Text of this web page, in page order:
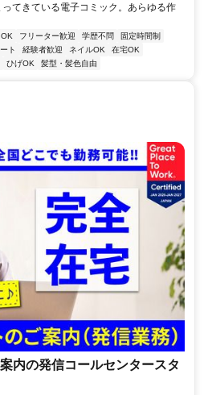
てきている電子コミック。あらゆる作
フリーター歓迎 学歴不問
固定時間制
ト 経験者歓迎 ネイルOK
在宅OK
ひげOK 髪型・髪色自由
内の発信コールセンタースタ